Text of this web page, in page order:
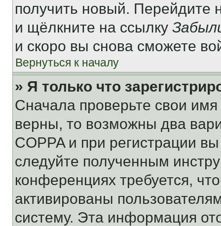
получить новый. Перейдите
и щёлкните на ссылку
и скоро вы снова сможете
Вернуться к началу
» Я только что
Сначала проверьте свои
верны, то возможны два
COPPA и при регистрации
следуйте полученным
конференциях требуется,
активированы
систему. Эта информация